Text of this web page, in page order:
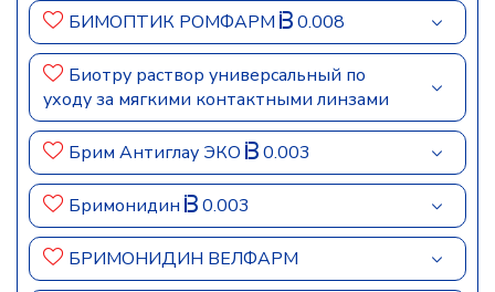
БИМОПТИК РОМФАРМ 0.008
Биотру раствор универсальный по
уходу за мягкими контактными линзами
Брим Антиглау ЭКО 0.003
Бримонидин 0.003
БРИМОНИДИН ВЕЛФАРМ